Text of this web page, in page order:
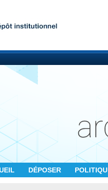
DÉPOSER